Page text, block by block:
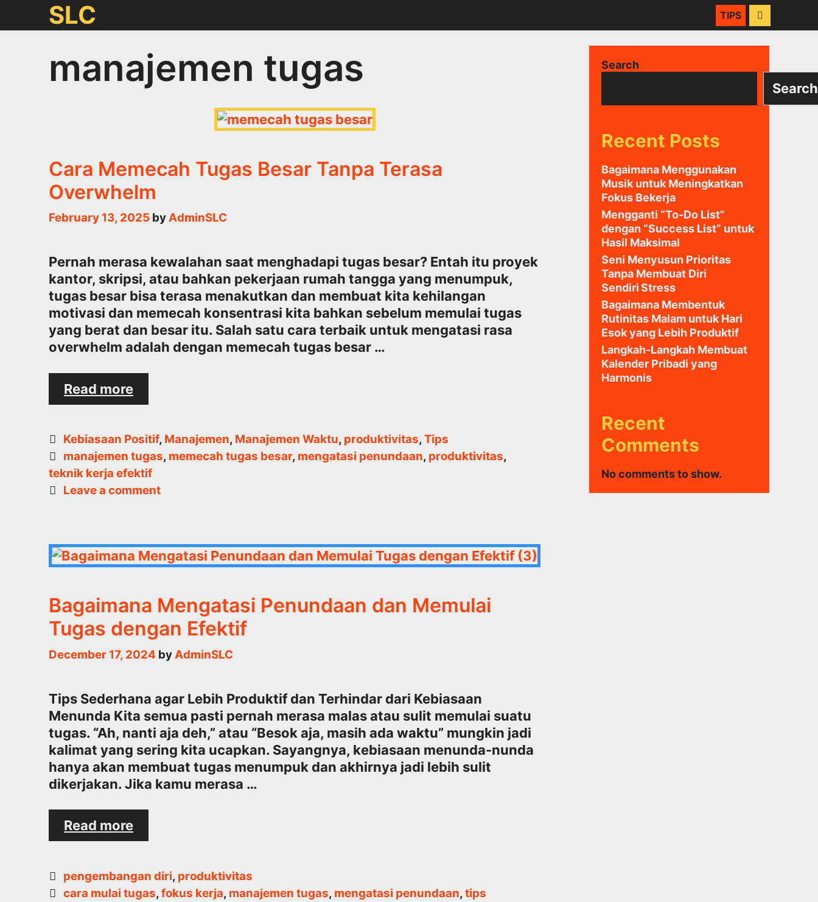
SLC TIPS
manajemen tugas
Cara Memecah Tugas Besar Tanpa Terasa
Overwhelm
February 13, 2025 byAdminSLC
Pernah merasa kewalahan saat menghadapi tugas besar? Entah itu proyek
kantor, skripsi, atau bahkan pekerjaan rumah tangga yang menumpuk,
tugas besar bisa terasa menakutkan dan membuat kita kehilangan
motivasi dan memecah konsentrasi kita bahkan sebelum memulai tugas
yang berat dan besar itu. Salah satu cara terbaik untuk mengatasi rasa
overwhelm adalah dengan memecah tugas besar …
Read moreCara
Memecah
Besar
Tanpa
Terasa
Overwhelm
Categories
Kebiasaan Positif, Manajemen, Manajemen Waktu, produktivitas,Tips
Tags
manajemen tugas, memecah tugas besar, mengatasi penundaan, produktivitas,
teknik kerja efektif
Leave a comment
Bagaimana Mengatasi Penundaan dan Memulai
Tugas dengan Efektif
December 17, 2024 byAdminSLC
Tips Sederhana agar Lebih Produktif dan Terhindar dari Kebiasaan
Menunda Kita semua pasti pernah merasa malas atau sulit memulai suatu
tugas. “Ah, nanti aja deh,” atau “Besok aja, masih ada waktu” mungkin jadi
kalimat yang sering kita ucapkan. Sayangnya, kebiasaan menunda-nunda
hanya akan membuat tugas menumpuk dan akhirnya jadi lebih sulit
dikerjakan. Jika kamu merasa …
Read moreBagaimana
Mengatasi
dan
Memulai
Categories
pengembangan diri, produktivitas
Tags
cara mulai tugas,fokus kerja, manajemen tugas, mengatasi penundaan,tips
Search
Search
Recent Posts
Bagaimana Menggunakan
Musik untuk Meningkatkan
Fokus Bekerja
Mengganti “To-Do List”
dengan “Success List” untuk
Hasil Maksimal
Seni Menyusun Prioritas
Tanpa Membuat Diri
Sendiri Stress
Bagaimana Membentuk
Rutinitas Malam untuk Hari
Esok yang Lebih Produktif
Langkah-Langkah Membuat
Kalender Pribadi yang
Harmonis
Recent
Comments
No comments to show.